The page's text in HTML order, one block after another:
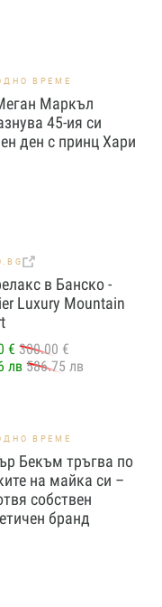
ВРЕМЕ
Маркъл
45-ия си
ден с принц Хари
в Банско -
Luxury Mountain
€ 300.00 €
лв 586.75 лв
ВРЕМЕ
Бекъм тръгва по
на майка си –
собствен
бранд